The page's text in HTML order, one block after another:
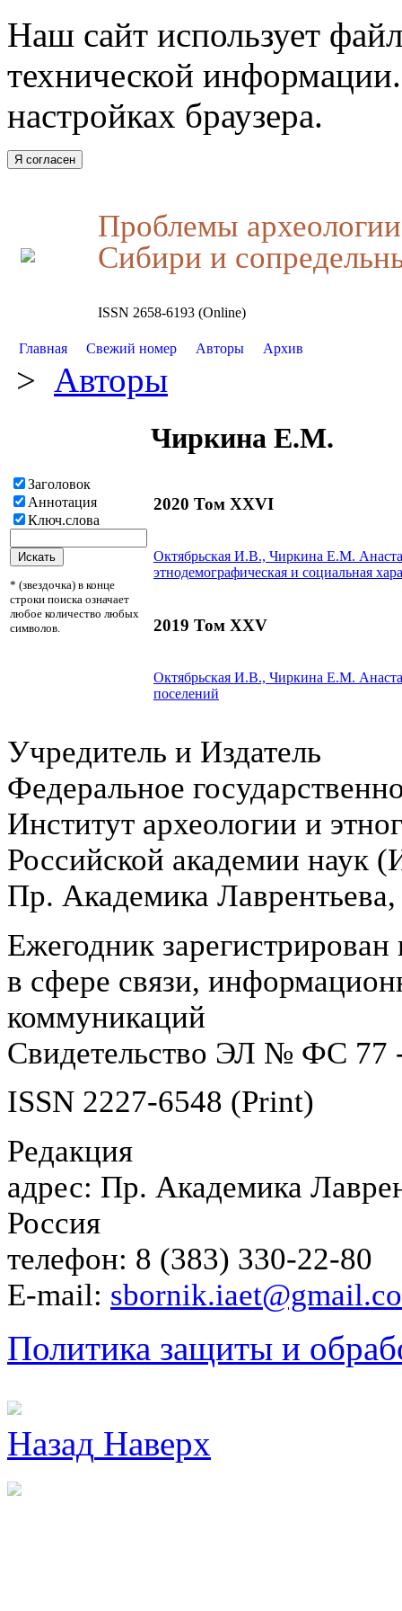
Наш сайт использует
технической
настройках браузера.
Я согласен
Проблемы
Сибири и
ISSN 2658-6193 (Online)
Главная Свежий номер Авторы Архив
> Авторы
Заголовок
Аннотация
Ключ.слова
* (звездочка) в конце
строки поиска означает
любое количество любых
символов.
Чиркина Е.М.
2020 Том XXVI
Октябрьская И.В., Чиркина Е.М.
этнодемографическая и социальная
2019 Том XXV
Октябрьская И.В., Чиркина Е.М.
поселений
Учредитель и Издатель
Федеральное
Институт археологии и
Российской академии
Пр. Академика
Ежегодник
в сфере связи,
коммуникаций
Свидетельство ЭЛ № ФС 77
ISSN 2227-6548 (Print)
Редакция
адрес: Пр. Академика
Россия
телефон: 8 (383) 330-22-80
E-mail:
Политика защиты и
Назад Наверх